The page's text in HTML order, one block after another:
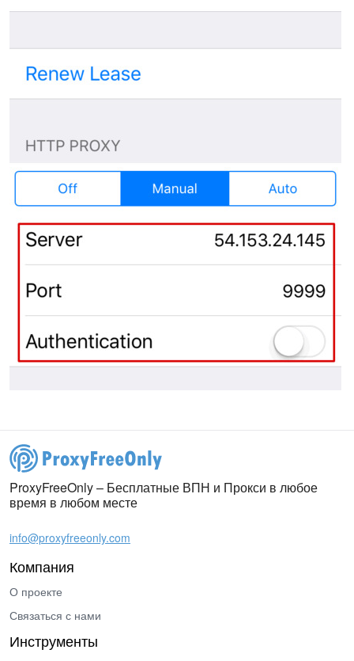
ProxyFreeOnly – Бесплатные ВПН и Прокси в любое
время в любом месте
info@proxyfreeonly.com
Компания
О проекте
Связаться с нами
Инструменты